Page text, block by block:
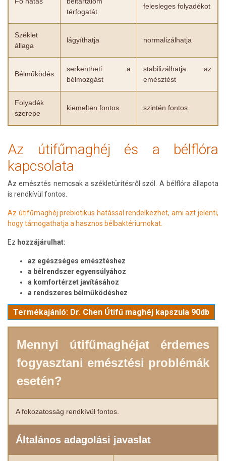
térfogatát
felesleges folyadékot
Széklet
állaga
lágyíthatja normalizálhatja
Bélműködés
serkentheti a
bélmozgást
stabilizálhatja az
emésztést
Folyadék
szerepe
kiemelten fontos szintén fontos
Az útifűmaghéj és a bélflóra
kapcsolata
Az emésztés nemcsak a székletürítésről szól. A bélflóra állapota
is rendkívül fontos.
Az útifűmaghéj prebiotikus hatással rendelkezhet, ami azt jelenti,
hogy támogathatja a hasznos bélbaktériumokat.
Ez hozzájárulhat:
az egészséges emésztéshez
a bélrendszer egyensúlyához
a komfortérzet javításához
a rendszeres bélműködéshez
Termékajánló: Dr. Chen Útifű maghéj kapszula 90db
Mennyi útifűmaghéjat érdemes
fogyasztani emésztési problémák
esetén?
A fokozatosság rendkívül fontos.
Általános adagolási javaslat